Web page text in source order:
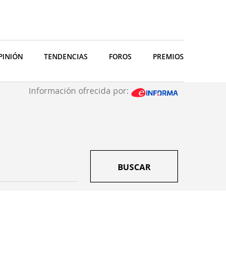
TENDENCIAS FOROS PREMIOS
Información ofrecida por:
BUSCAR